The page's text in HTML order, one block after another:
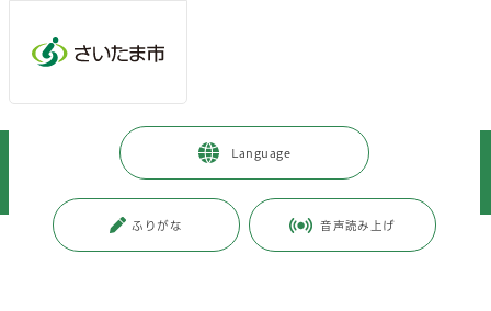
Language
ふりがな 音声読み上げ
暮らし・手続き > まちづくり・交通
交通・道路・駐輪場
更新日付：2026年6月25日 / ページ番号：C067403